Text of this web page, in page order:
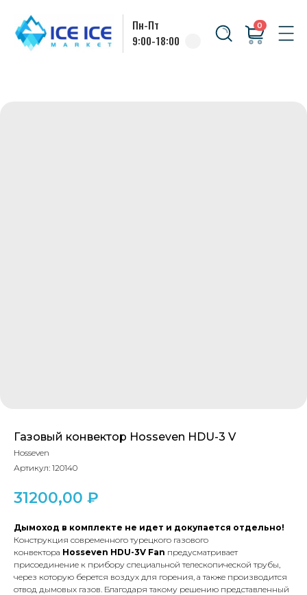
9:00-18:00
Газовый конвектор Hosseven HDU-3 V
Hosseven
Артикул: 120140
31200,00 ₽
Дымоход в комплекте не идет и докупается отдельно!
Конструкция современного турецкого газового
конвектора Hosseven HDU-3V Fan предусматривает
присоединение к прибору специальной телескопической трубы,
через которую берется воздух для горения, а также производится
отвод дымовых газов. Благодаря такому решению представленный